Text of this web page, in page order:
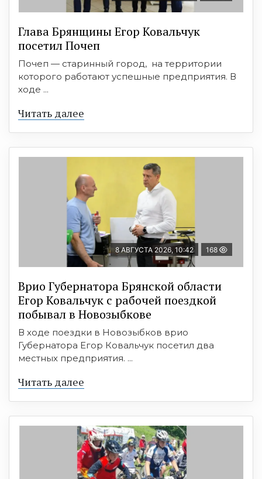
Глава Брянщины Егор Ковальчук
посетил Почеп
Почеп — старинный город, на территории
которого работают успешные предприятия. В
ходе ...
Читать далее
8 АВГУСТА 2026, 10:42 168
Врио Губернатора Брянской области
Егор Ковальчук с рабочей поездкой
побывал в Новозыбкове
В ходе поездки в Новозыбков врио
Губернатора Егор Ковальчук посетил два
местных предприятия. ...
Читать далее